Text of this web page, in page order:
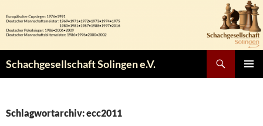
Inhalt
springen
Schachgesellschaft Solingen e.V.
Schlagwortarchiv: ecc2011